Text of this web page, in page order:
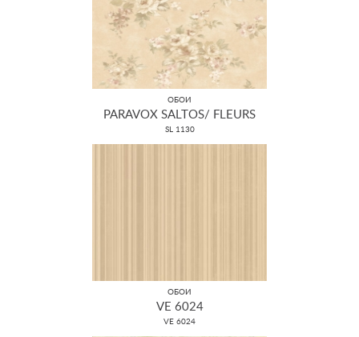
ОБОИ
PARAVOX SALTOS/ FLEURS
SL 1130
ОБОИ
VE 6024
VE 6024